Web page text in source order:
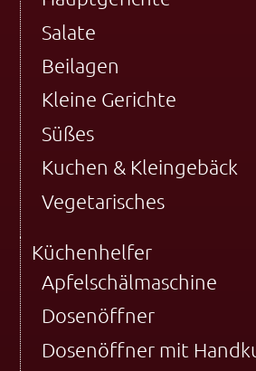
Salate
Beilagen
Kleine Gerichte
Süßes
Kuchen & Kleingebäck
Vegetarisches
Küchenhelfer
Apfelschälmaschine
Dosenöffner
Dosenöffner mit